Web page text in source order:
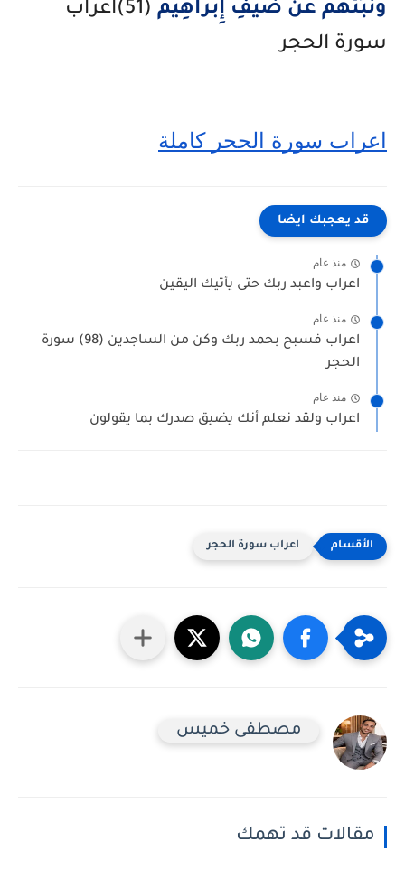
وَنَبِّئْهُمْ عَن ضَيْفِ إِبْرَاهِيمَ
(51)اعراب
سورة الحجر
اعراب سورة الحجر كاملة
قد يعجبك ايضا
منذ عام
اعراب واعبد ربك حتى يأتيك اليقين
منذ عام
اعراب فسبح بحمد ربك وكن من الساجدين (98) سورة
الحجر
منذ عام
اعراب ولقد نعلم أنك يضيق صدرك بما يقولون
اعراب سورة الحجر
مصطفى خميس
مقالات قد تهمك